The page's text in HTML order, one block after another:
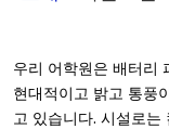
우리 어학원은 배터리
현대적이고 밝고 통풍
고 있습니다. 시설로는